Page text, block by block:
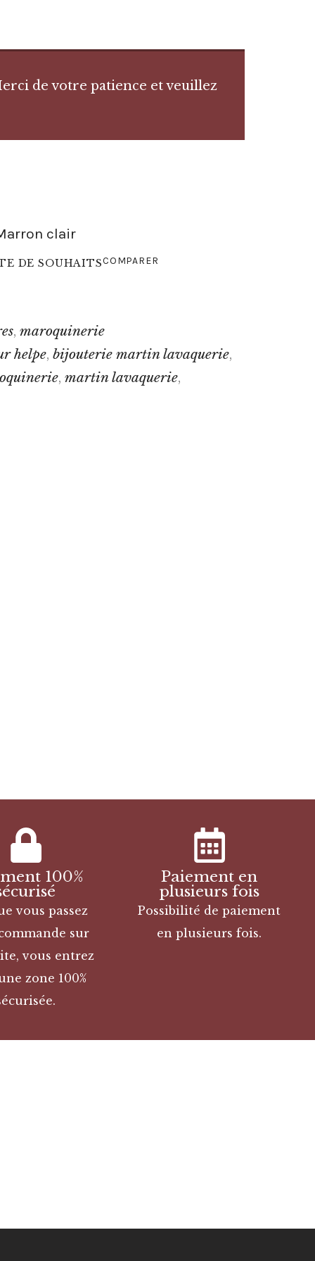
de votre patience et veuillez
clair
DE SOUHAITSCOMPARER
, maroquinerie
helpe, bijouterie martin lavaquerie,
, martin lavaquerie,
100%
vous passez
sur
vous entrez
zone 100%
Paiement en
plusieurs fois
Possibilité de paiement
en plusieurs fois.